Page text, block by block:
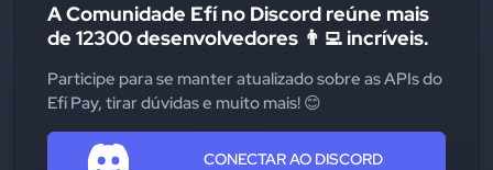
A Comunidade Efí no Discord reúne mais
de 12300 desenvolvedores 👨‍💻 incríveis.
Participe para se manter atualizado sobre as APIs do
Efí Pay, tirar dúvidas e muito mais! 😊
CONECTAR AO DISCORD